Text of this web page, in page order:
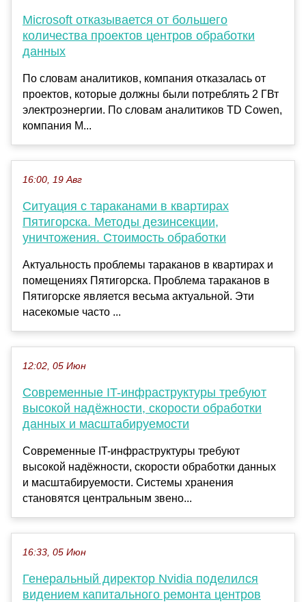
Microsoft отказывается от большего
количества проектов центров обработки
данных
По словам аналитиков, компания отказалась от
проектов, которые должны были потреблять 2 ГВт
электроэнергии. По словам аналитиков TD Cowen,
компания M...
16:00, 19 Авг
Ситуация с тараканами в квартирах
Пятигорска. Методы дезинсекции,
уничтожения. Стоимость обработки
Актуальность проблемы тараканов в квартирах и
помещениях Пятигорска. Проблема тараканов в
Пятигорске является весьма актуальной. Эти
насекомые часто ...
12:02, 05 Июн
Современные IT-инфраструктуры требуют
высокой надёжности, скорости обработки
данных и масштабируемости
Современные IT-инфраструктуры требуют
высокой надёжности, скорости обработки данных
и масштабируемости. Системы хранения
становятся центральным звено...
16:33, 05 Июн
Генеральный директор Nvidia поделился
видением капитального ремонта центров